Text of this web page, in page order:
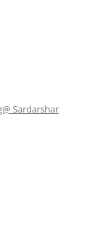
Sardarshar